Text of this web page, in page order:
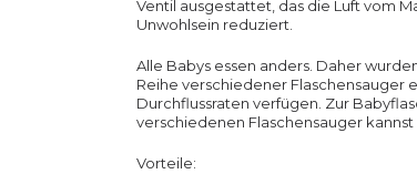
Ventil ausgestattet, das die Luft vom
Unwohlsein reduziert.
Alle Babys essen anders. Daher
Reihe verschiedener
Durchflussraten verfügen. Zur
verschiedenen Flaschensauger kannst
Vorteile: